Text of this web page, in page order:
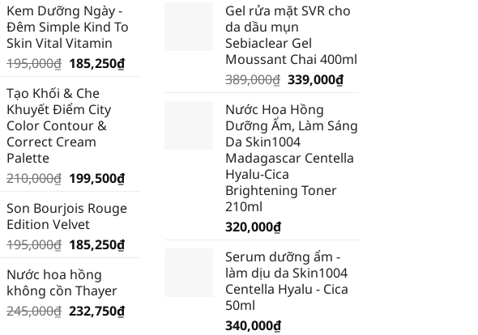
Kem Dưỡng Ngày -
Đêm Simple Kind To
Skin Vital Vitamin
195,000₫ Giá
là:
195,000₫.
185,250₫Giá
Tạo Khối & Che
Khuyết Điểm City
Color Contour &
Correct Cream
Palette
210,000₫ Giá
là:
210,000₫.
199,500₫Giá
tại
199,500₫.
Son Bourjois Rouge
Edition Velvet
195,000₫ Giá
là:
195,000₫.
185,250₫Giá
185,250₫.
Nước hoa hồng
không cồn Thayer
245,000₫ Giá
232,750₫Giá
Gel rửa mặt SVR cho
da dầu mụn
Sebiaclear Gel
Moussant Chai 400ml
389,000₫ Giá
là:
389,000₫.
339,000₫Giá
là:
Nước Hoa Hồng
Dưỡng Ẩm, Làm Sáng
Da Skin1004
Madagascar Centella
Hyalu-Cica
Brightening Toner
210ml
320,000₫
Serum dưỡng ẩm -
làm dịu da Skin1004
Centella Hyalu - Cica
50ml
340,000₫